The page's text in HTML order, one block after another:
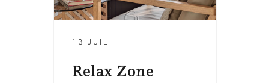
13 JUIL
Relax Zone